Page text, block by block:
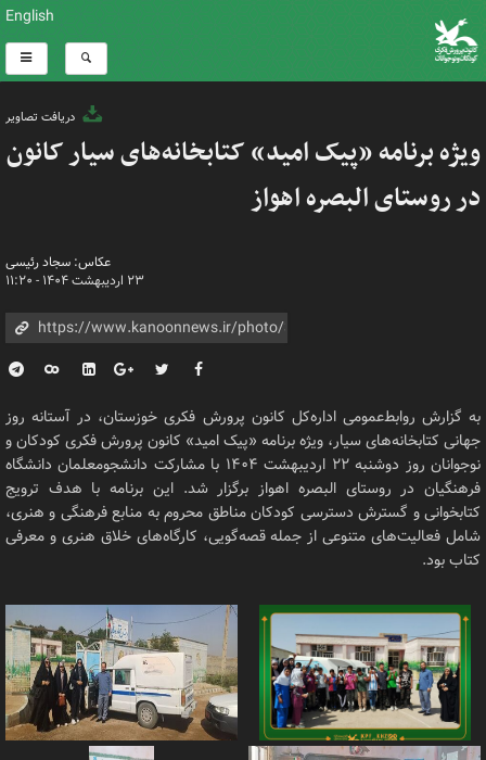
English
دریافت تصاویر
ویژه برنامه «پیک امید» کتابخانه‌های سیار کانون
در روستای البصره اهواز
عکاس: سجاد رئیسی
۲۳ اردیبهشت ۱۴۰۴ - ۱۱:۲۰
به گزارش روابط‌عمومی اداره‌کل کانون پرورش فکری خوزستان، در آستانه روز
جهانی کتابخانه‌های سیار، ویژه برنامه «پیک امید» کانون پرورش فکری کودکان و
نوجوانان روز دوشنبه ۲۲ اردیبهشت ۱۴۰۴ با مشارکت دانشجومعلمان دانشگاه
فرهنگیان در روستای البصره اهواز برگزار شد. این برنامه با هدف ترویج
کتابخوانی و گسترش دسترسی کودکان مناطق محروم به منابع فرهنگی و هنری،
شامل فعالیت‌های متنوعی از جمله قصه‌گویی، کارگاه‌های خلاق هنری و معرفی
کتاب بود.